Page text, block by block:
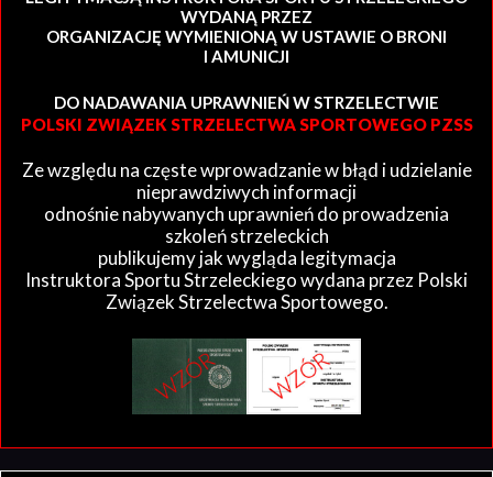
WYDANĄ PRZEZ
ORGANIZACJĘ WYMIENIONĄ W USTAWIE O BRONI
I AMUNICJI
DO NADAWANIA UPRAWNIEŃ W STRZELECTWIE
POLSKI ZWIĄZEK STRZELECTWA SPORTOWEGO PZSS
Ze względu na częste wprowadzanie w błąd i udzielanie
nieprawdziwych informacji
odnośnie nabywanych uprawnień do prowadzenia
szkoleń strzeleckich
publikujemy jak wygląda legitymacja
Instruktora Sportu Strzeleckiego wydana przez Polski
Związek Strzelectwa Sportowego.